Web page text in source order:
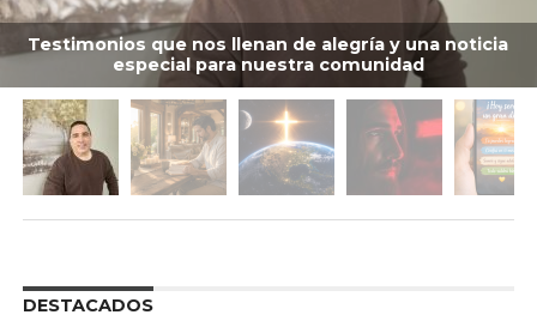
Testimonios que nos llenan de alegría y una noticia
especial para nuestra comunidad
DESTACADOS